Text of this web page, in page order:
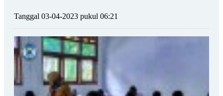
Tanggal 03-04-2023 pukul 06:21